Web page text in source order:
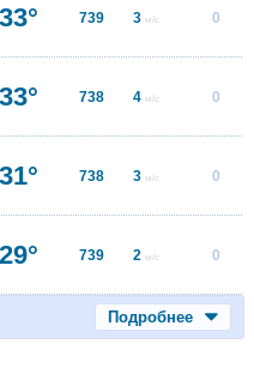
739 3 м/с 0
738 4 м/с 0
738 3 м/с 0
739 2 м/с 0
Подробнее